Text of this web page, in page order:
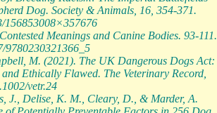
Dog. Society & Animals, 16, 354-371.
156853008×357676
Meanings and Canine Bodies. 93-111.
9780230321366_5
M. (2021). The UK Dangerous Dogs Act:
Ethically Flawed. The Veterinary Record,
vetr.24
J., Delise, K. M., Cleary, D., & Marder, A.